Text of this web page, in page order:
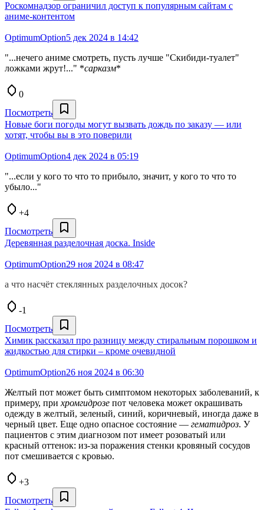
Роскомнадзор ограничил доступ к популярным сайтам с
аниме-контентом
OptimumOption5 дек 2024 в 14:42
"...нечего аниме смотреть, пусть лучше "Скибиди-туалет"
ложками жрут!..." *сарказм*
0
Посмотреть
Новые боги погоды могут вызвать дождь по заказу — или
хотят, чтобы вы в это поверили
OptimumOption4 дек 2024 в 05:19
"...если у кого то что то прибыло, значит, у кого то что то
убыло..."
+4
Посмотреть
Деревянная разделочная доска. Inside
OptimumOption29 ноя 2024 в 08:47
а что насчёт стеклянных разделочных досок?
-1
Посмотреть
Химик рассказал про разницу между стиральным порошком и
жидкостью для стирки – кроме очевидной
OptimumOption26 ноя 2024 в 06:30
Желтый пот может быть симптомом некоторых заболеваний, к
примеру, при хромгидрозе пот человека может окрашивать
одежду в желтый, зеленый, синий, коричневый, иногда даже в
черный цвет. Еще одно опасное состояние — гематидроз. У
пациентов с этим диагнозом пот имеет розоватый или
красный оттенок: из-за поражения стенки кровяный сосудов
пот смешивается с кровью.
+3
Посмотреть